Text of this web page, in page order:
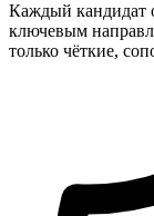
Каждый кандидат
ключевым
только чёткие,